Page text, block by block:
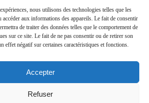
nous utilisons des technologies telles que les
accéder aux informations des appareils. Le fait de consentir
de traiter des données telles que le comportement de
sur ce site. Le fait de ne pas consentir ou de retirer son
effet négatif sur certaines caractéristiques et fonctions.
Accepter
Refuser
vous à la newsletter